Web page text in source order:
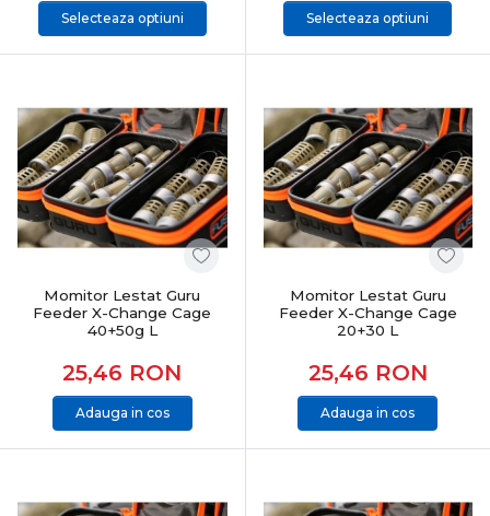
Selecteaza optiuni Selecteaza optiuni
Momitor Lestat Guru
Feeder X-Change Cage
40+50g L
25,46 RON
Adauga in cos
Momitor Lestat Guru
Feeder X-Change Cage
20+30 L
25,46 RON
Adauga in cos